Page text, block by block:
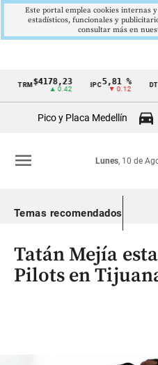
Cintillo
Colombia
TRM$4178,23
▲ 0.42
5,81 %
▼ 0.12
DTF
Pico y Placa Medellín
Lunes, 10 de
menu
Temas recomendados
Tatán Mejía
Pilots en
Este portal emplea cookies internas
estadísticos, funcionales y
consultar más en